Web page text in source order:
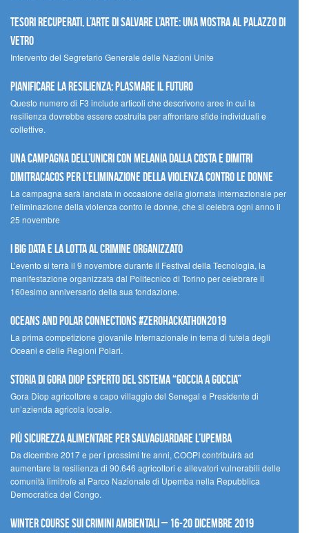
Tesori recuperati, l’arte di salvare l’arte: una mostra al Palazzo di
Vetro
Intervento del Segretario Generale delle Nazioni Unite
Pianificare la resilienza: plasmare il futuro
Questo numero di F3 include articoli che descrivono aree in cui la
resilienza dovrebbe essere costruita per affrontare sfide individuali e
collettive.
Una campagna dell’UNICRI con Melania Dalla Costa e Dimitri
Dimitracacos per l’eliminazione della violenza contro le donne
La campagna sarà lanciata in occasione della giornata internazionale per
l’eliminazione della violenza contro le donne, che si celebra ogni anno il
25 novembre
I Big Data e la lotta al crimine organizzato
L’evento si terrà il 9 novembre durante il Festival della Tecnologia, la
manifestazione organizzata dal Politecnico di Torino per celebrare il
160esimo anniversario della sua fondazione.
Oceans and Polar Connections #ZEROHackathon2019
La prima competizione giovanile Internazionale in tema di tutela degli
Oceani e delle Regioni Polari.
STORIA DI GORA DIOP ESPERTO DEL SISTEMA “GOCCIA A GOCCIA”
Gora Diop agricoltore e capo villaggio del Senegal e Presidente di
un’azienda agricola locale.
Più sicurezza alimentare per salvaguardare l’Upemba
Da dicembre 2017 e per i prossimi tre anni, COOPI contribuirà ad
aumentare la resilienza di 90.646 agricoltori e allevatori vulnerabili delle
comunità limitrofe al Parco Nazionale di Upemba nella Repubblica
Democratica del Congo.
Winter Course sui Crimini Ambientali – 16-20 Dicembre 2019